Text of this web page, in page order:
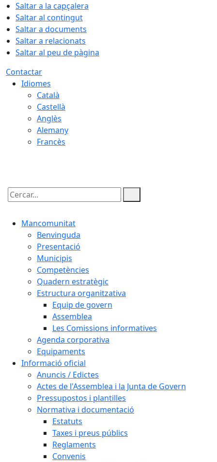
Saltar a la capçalera
Saltar al contingut
Saltar a documents
Saltar a relacionats
Saltar al peu de pàgina
Contactar
Idiomes
Català
Castellà
Anglès
Alemany
Francès
Cercar:
Mancomunitat
Benvinguda
Presentació
Municipis
Competències
Quadern estratègic
Estructura organitzativa
Equip de govern
Assemblea
Les Comissions informatives
Agenda corporativa
Equipaments
Informació oficial
Anuncis / Edictes
Actes de l'Assemblea i la Junta de Govern
Pressupostos i plantilles
Normativa i documentació
Estatuts
Taxes i preus públics
Reglaments
Convenis